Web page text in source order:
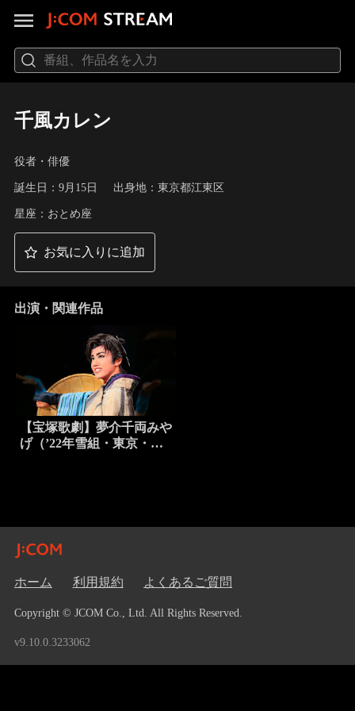
千風カレン
役者・俳優
誕生日：9月15日 出身地：東京都江東区
星座：おとめ座
お気に入りに追加
出演・関連作品
【宝塚歌劇】夢介千両みや
げ（’22年雪組・東京・千
ホーム 利用規約 よくあるご質問
Copyright © JCOM Co., Ltd. All Rights Reserved.
v9.10.0.3233062